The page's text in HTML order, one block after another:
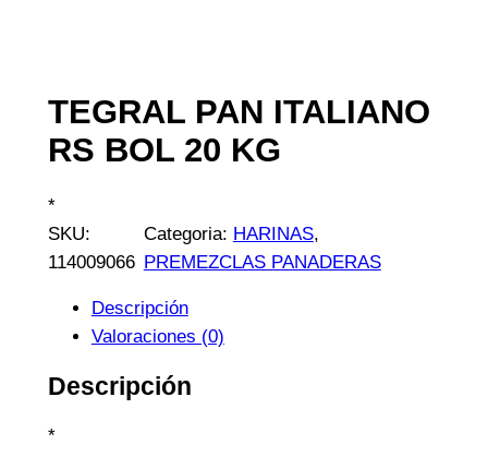
TEGRAL PAN ITALIANO
RS BOL 20 KG
*
SKU:
114009066
Categoria: HARINAS
PREMEZCLAS PANADERAS
Descripción
Valoraciones (0)
Descripción
*